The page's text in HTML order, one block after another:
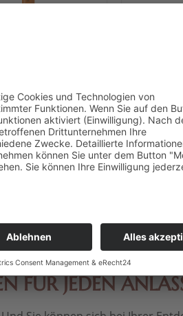
Schokoladen
Krokant, 40 g
0.04 kg(42,25 € * / 1 kg)
1,69 € *
Viba
Inhalt
FÜR JEDEN